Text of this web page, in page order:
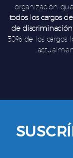
organización
todos los cargos
de discriminación
50% de los cargos